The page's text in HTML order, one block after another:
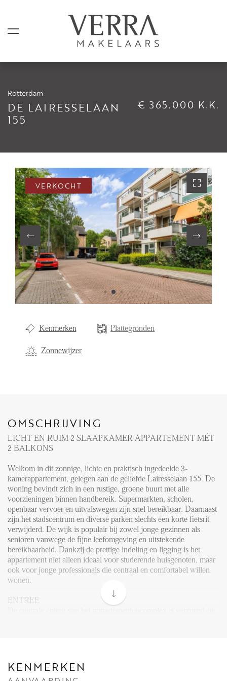
Rotterdam
DE LAIRESSELAAN
155
€ 365.000 K.K.
VERKOCHT
Kenmerken Plattegronden
Zonnewijzer
OMSCHRIJVING
LICHT EN RUIM 2 SLAAPKAMER APPARTEMENT MÉT
2 BALKONS
Welkom in dit zonnige, lichte en praktisch ingedeelde 3-
kamerappartement, gelegen aan de geliefde Lairesselaan 155. De
woning bevindt zich in een rustige, groene buurt met alle
voorzieningen binnen handbereik. Supermarkten, scholen,
openbaar vervoer en uitvalswegen zijn snel bereikbaar. Daarnaast
zijn het stadscentrum en diverse parken slechts een korte fietsrit
verwijderd. De wijk is populair bij zowel jonge gezinnen als
senioren vanwege de fijne leefomgeving en uitstekende
bereikbaarheid. Dankzij de prettige indeling en ligging is het
appartement niet alleen ideaal voor studerende huisgenoten, maar
ook voor jonge professionals die centraal en comfortabel willen
wonen.
ENTREE
meerdere vaste kasten, ideaal voor het opbergen van jassen,
schoenen en overige spullen. Vanuit de hal heb je toegang tot alle
KENMERKEN
AANBOD
Shortstay
Verkocht
Verhuurd
DIENSTEN
Aanhuur
Aankoop
Beheer
Verhuur
Nieuwbouw
NIEUWS
OVER ONS
Reviews
Werken bij
CONTACT
Den Haag
Hillegersberg
Rotterdam